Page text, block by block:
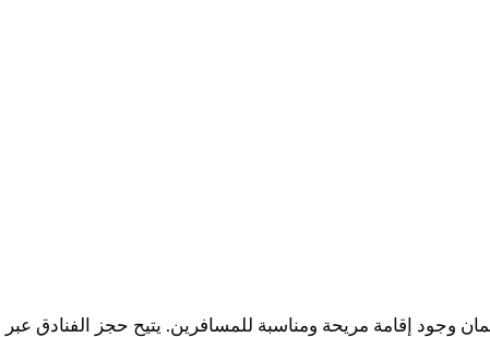
إقامة مريحة ومناسبة للمسافرين. يتيح حجز الفنادق عبر